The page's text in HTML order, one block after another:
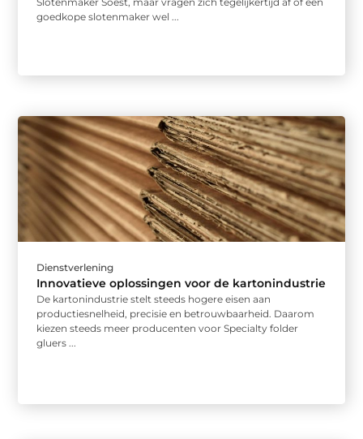
goedkope slotenmaker wel ...
Dienstverlening
Innovatieve oplossingen voor de kartonindustrie
De kartonindustrie stelt steeds hogere eisen aan
productiesnelheid, precisie en betrouwbaarheid. Daarom
kiezen steeds meer producenten voor Specialty folder
gluers ...